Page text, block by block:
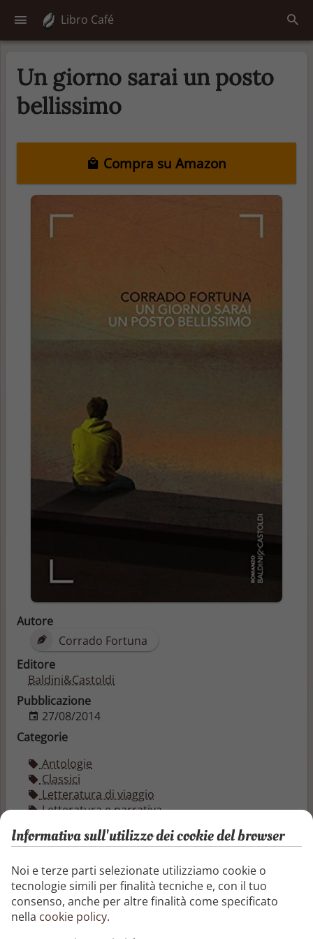
Libro Café
Un giorno sarai un posto
bellissimo
Compra su Amazon
Autore
Corrado Fortuna
Editore
Baldini&Castoldi
Pubblicazione
27/08/2014
Categorie
Antologie
Classici
Letteratura di viaggio
Letteratura e narrativa
Letteratura teatrale
Narrativa contemporanea
Narrativa religiosa e spirituale
Poesia
Racconti
Informativa sull'utilizzo dei cookie del browser
Noi e terze parti selezionate utilizziamo cookie o
tecnologie simili per finalità tecniche e, con il tuo
consenso, anche per altre finalità come specificato
nella cookie policy.